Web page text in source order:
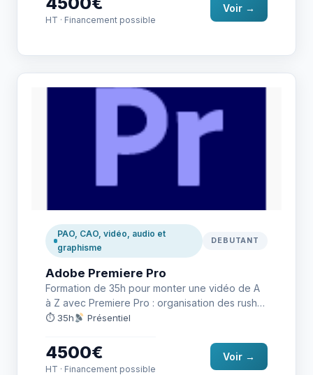
HT · Financement possible
Voir →
PAO, CAO, vidéo, audio et
graphisme
DEBUTANT
Adobe Premiere Pro
Formation de 35h pour monter une vidéo de A
à Z avec Premiere Pro : organisation des rushs,
…
⏱ 35h Présentiel
4500€
HT · Financement possible
Voir →